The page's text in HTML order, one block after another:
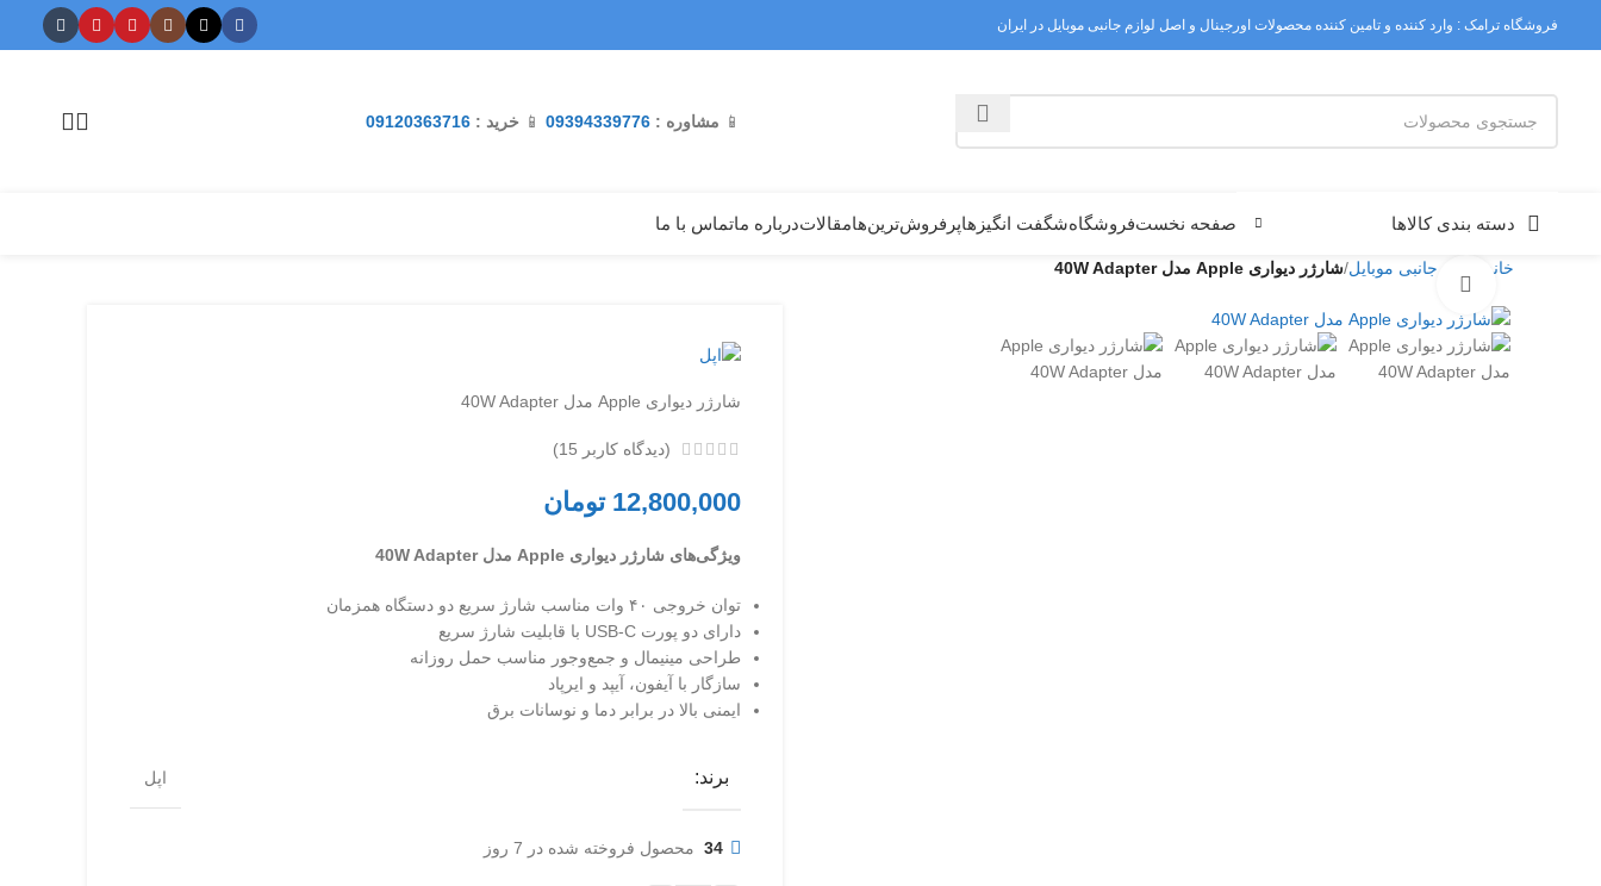
فروشگاه ترامک : وارد کننده و تامین کننده محصولات اورجینال و اصل لوازم جانبی موبایل در ایران
📱 مشاوره : 09394339776
📱 خرید : 09120363716
دسته بندی کالاها صفحه نخستفروشگاهشگفت انگیزهاپرفروش‌ترین‌هامقالاتدرباره ماتماس با ما
خانه لوازم جانبی موبایل شارژر دیواری Apple مدل 40W Adapter
شارژر دیواری Apple مدل 40W Adapter
(دیدگاه کاربر 15
)
12,800,000 تومان
ویژگی‌های شارژر دیواری Apple مدل 40W Adapter
توان خروجی ۴۰ وات مناسب شارژ سریع دو دستگاه همزمان
دارای دو پورت USB-C با قابلیت شارژ سریع
طراحی مینیمال و جمع‌وجور مناسب حمل روزانه
سازگار با آیفون، آیپد و ایرپاد
ایمنی بالا در برابر دما و نوسانات برق
برند: اپل
34 محصول فروخته شده در 7 روز